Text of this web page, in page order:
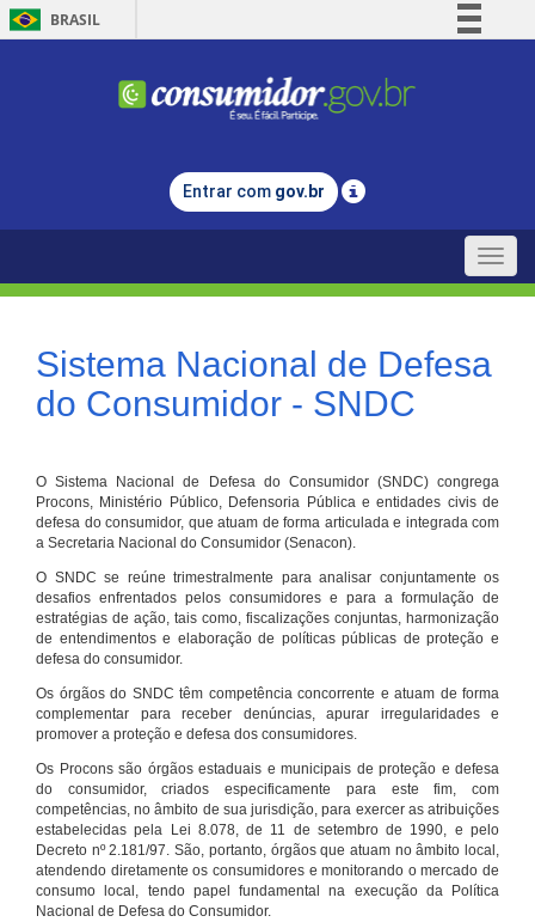
BRASIL
Comunica BR
Legislação
Entrar com gov.br
Toggle
Sistema Nacional de Defesa
do Consumidor - SNDC
O Sistema Nacional de Defesa do Consumidor (SNDC) congrega
Procons, Ministério Público, Defensoria Pública e entidades civis de
defesa do consumidor, que atuam de forma articulada e integrada com
a Secretaria Nacional do Consumidor (Senacon).
O SNDC se reúne trimestralmente para analisar conjuntamente os
desafios enfrentados pelos consumidores e para a formulação de
estratégias de ação, tais como, fiscalizações conjuntas, harmonização
de entendimentos e elaboração de políticas públicas de proteção e
defesa do consumidor.
Os órgãos do SNDC têm competência concorrente e atuam de forma
complementar para receber denúncias, apurar irregularidades e
promover a proteção e defesa dos consumidores.
Os Procons são órgãos estaduais e municipais de proteção e defesa
do consumidor, criados especificamente para este fim, com
competências, no âmbito de sua jurisdição, para exercer as atribuições
estabelecidas pela Lei 8.078, de 11 de setembro de 1990, e pelo
Decreto nº 2.181/97. São, portanto, órgãos que atuam no âmbito local,
atendendo diretamente os consumidores e monitorando o mercado de
consumo local, tendo papel fundamental na execução da Política
Nacional de Defesa do Consumidor.